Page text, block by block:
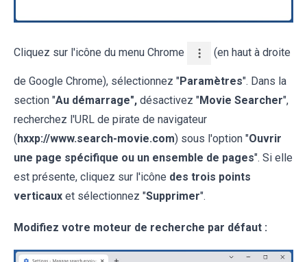
Cliquez sur l'icône du menu Chrome (en haut à droite
de Google Chrome), sélectionnez "Paramètres". Dans la
section "Au démarrage", désactivez "Movie Searcher",
recherchez l'URL de pirate de navigateur
(hxxp://www.search-movie.com) sous l'option "Ouvrir
une page spécifique ou un ensemble de pages". Si elle
est présente, cliquez sur l'icône des trois points
verticaux et sélectionnez "Supprimer".
Modifiez votre moteur de recherche par défaut :